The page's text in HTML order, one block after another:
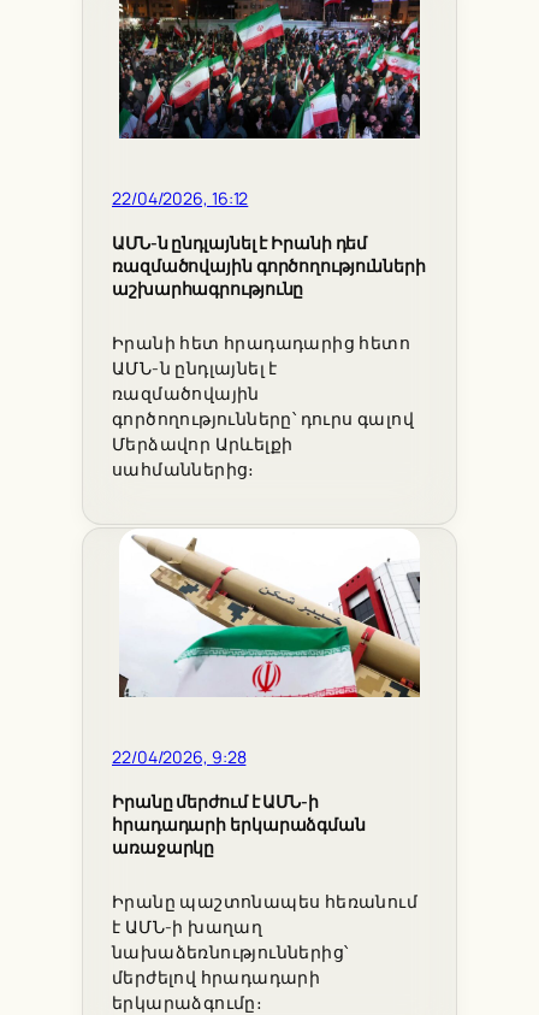
22/04/2026, 16:12
ԱՄՆ-ն ընդլայնել է Իրանի դեմ
ռազմածովային գործողությունների
աշխարհագրությունը
Իրանի հետ հրադադարից հետո
ԱՄՆ-ն ընդլայնել է
ռազմածովային
գործողությունները՝ դուրս գալով
Մերձավոր Արևելքի
սահմաններից։
22/04/2026, 9:28
Իրանը մերժում է ԱՄՆ-ի
հրադադարի երկարաձգման
առաջարկը
Իրանը պաշտոնապես հեռանում
է ԱՄՆ-ի խաղաղ
նախաձեռնություններից՝
մերժելով հրադադարի
երկարաձգումը։